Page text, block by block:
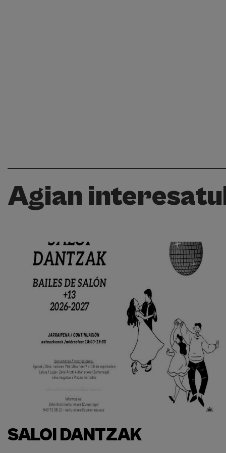
Agian
SALOI DANTZAK